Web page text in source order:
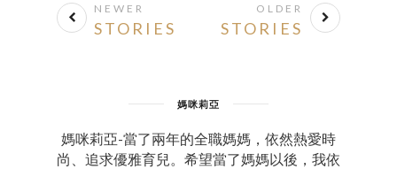
NEWER
STORIES
OLDER
STORIES
媽咪莉亞
媽咪莉亞-當了兩年的全職媽媽，依然熱愛時
尚、追求優雅育兒。希望當了媽媽以後，我依